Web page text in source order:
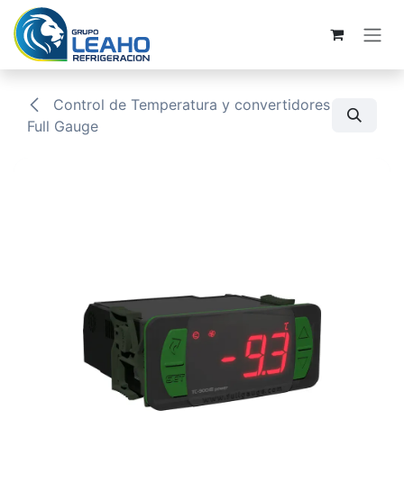
Ir al contenido
Control de Temperatura y convertidores
Full Gauge